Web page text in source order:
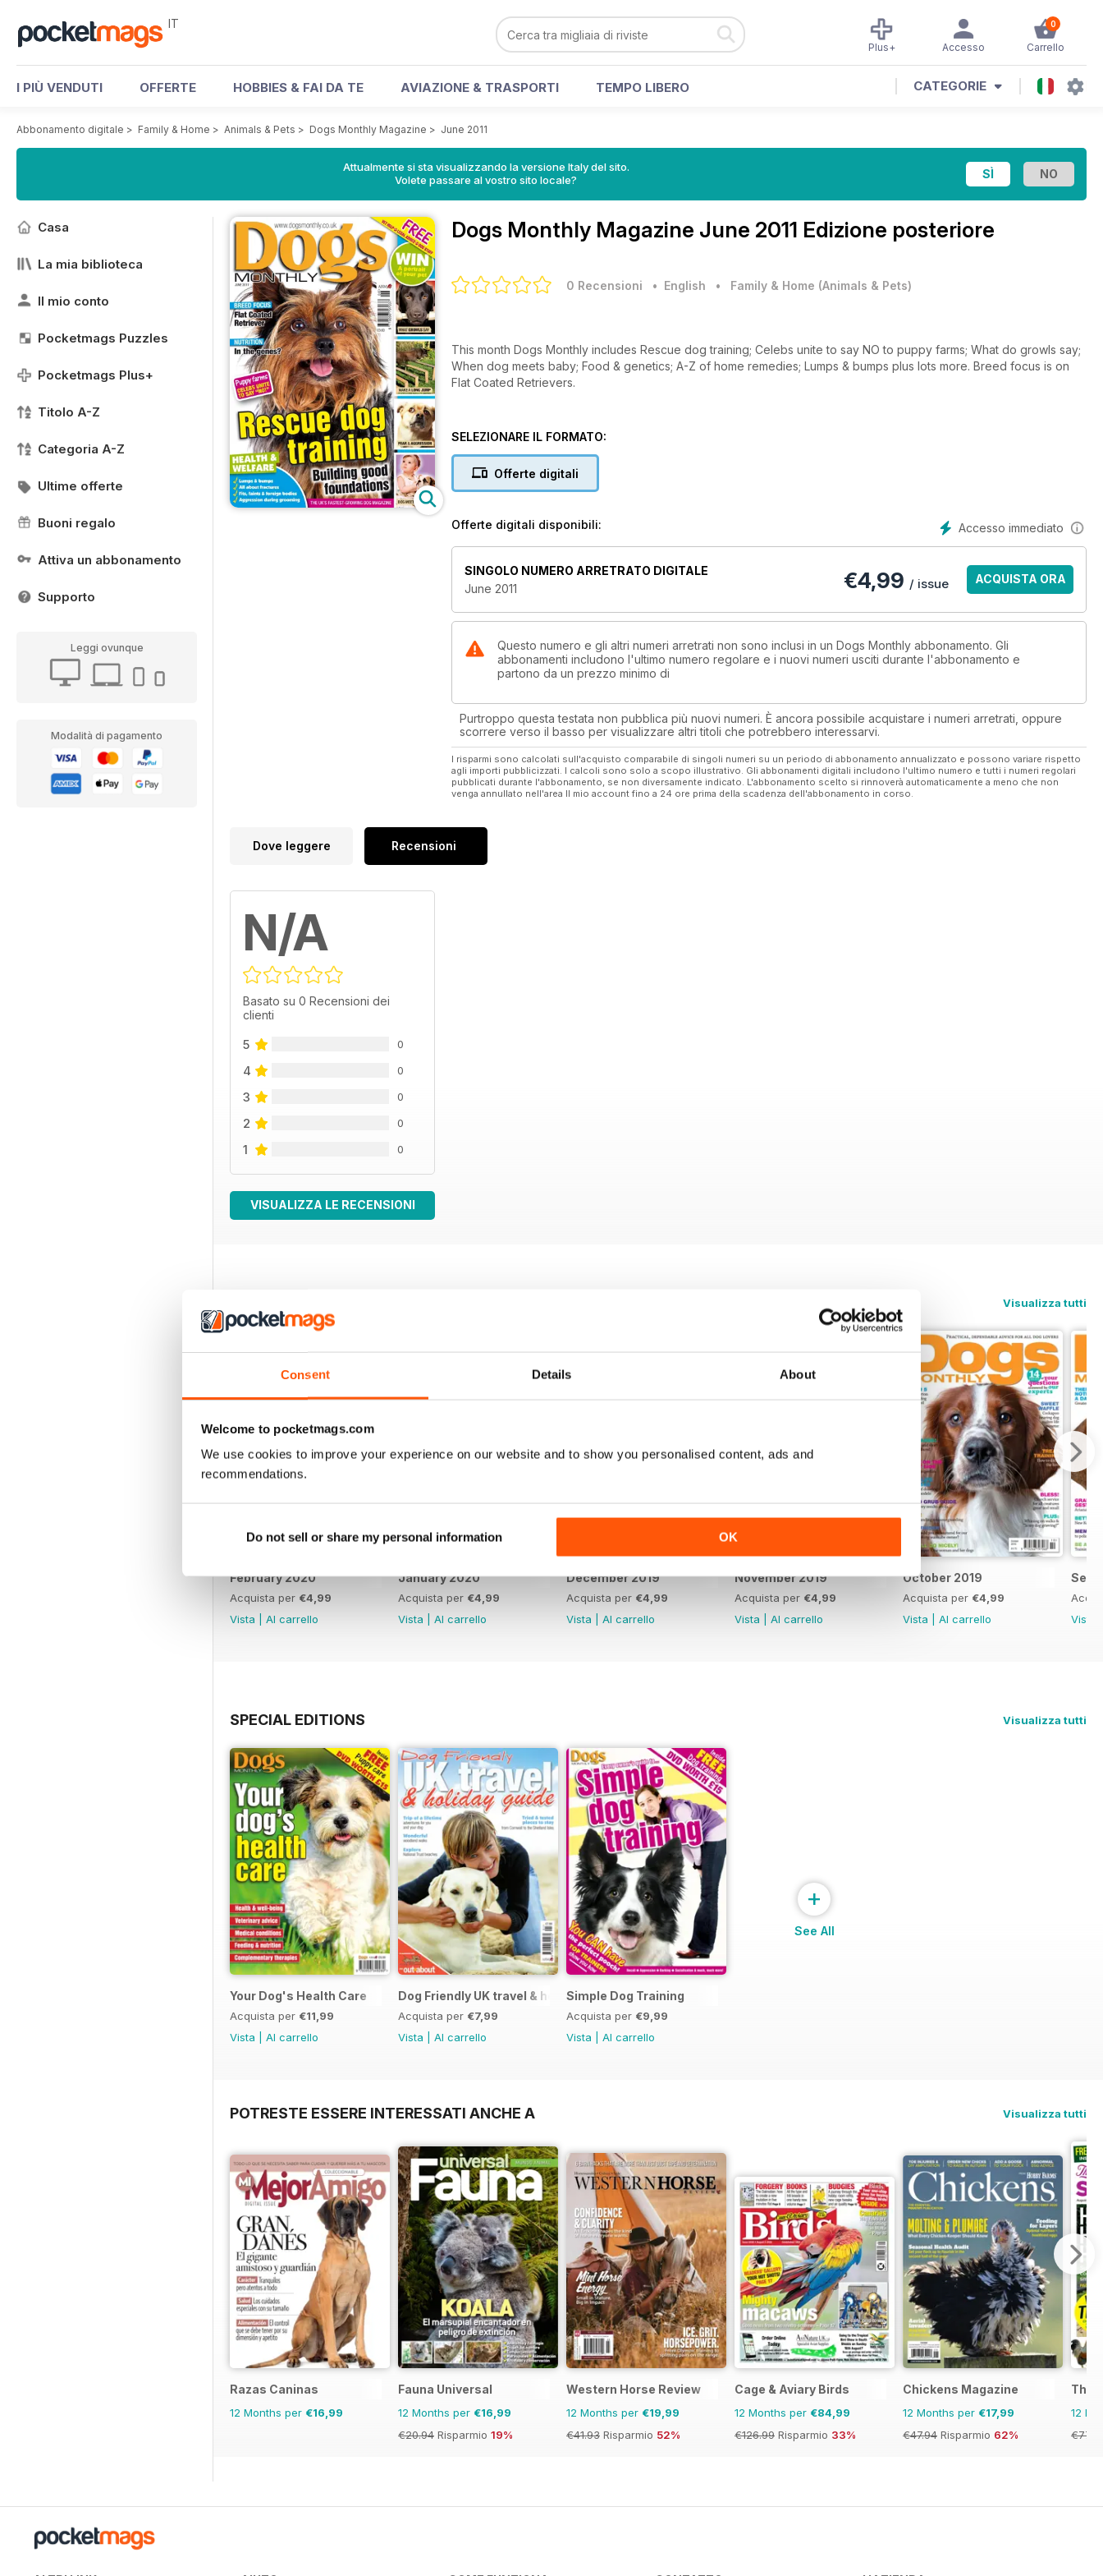
Consent Details About
Welcome to pocketmags.com
We use cookies to improve your experience on our website and to show you personalised content, ads and
recommendations.
Do not sell or share my personal information OK
IT 0
Carrello
Accesso
Plus+
I PIÙ VENDUTI OFFERTE HOBBIES & FAI DA TE AVIAZIONE & TRASPORTI TEMPO LIBERO CATEGORIE
Abbonamento digitale > Family & Home > Animals & Pets > Dogs Monthly Magazine > June 2011
Attualmente si sta visualizzando la versione Italy del sito.
Volete passare al vostro sito locale?
Casa
La mia biblioteca
Il mio conto
Pocketmags Puzzles
Pocketmags Plus+
Titolo A-Z
Categoria A-Z
Ultime offerte
Buoni regalo
Attiva un abbonamento
Supporto
Leggi ovunque
Modalità di pagamento
Dogs Monthly Magazine June 2011 Edizione posteriore
0 Recensioni • English • Family & Home (Animals & Pets)
This month Dogs Monthly includes Rescue dog training; Celebs unite to say NO to puppy farms; What do growls say;
When dog meets baby; Food & genetics; A-Z of home remedies; Lumps & bumps plus lots more. Breed focus is on
Flat Coated Retrievers.
SELEZIONARE IL FORMATO:
Offerte digitali
Accesso immediato
Offerte digitali disponibili:
SINGOLO NUMERO ARRETRATO DIGITALE
June 2011
€4,99 / issue ACQUISTA ORA
Questo numero e gli altri numeri arretrati non sono inclusi in un Dogs Monthly abbonamento. Gli
abbonamenti includono l'ultimo numero regolare e i nuovi numeri usciti durante l'abbonamento e
partono da un prezzo minimo di
Purtroppo questa testata non pubblica più nuovi numeri. È ancora possibile acquistare i numeri arretrati, oppure
scorrere verso il basso per visualizzare altri titoli che potrebbero interessarvi.
I risparmi sono calcolati sull'acquisto comparabile di singoli numeri su un periodo di abbonamento annualizzato e possono variare rispetto
agli importi pubblicizzati. I calcoli sono solo a scopo illustrativo. Gli abbonamenti digitali includono l'ultimo numero e tutti i numeri regolari
pubblicati durante l'abbonamento, se non diversamente indicato. L'abbonamento scelto si rinnoverà automaticamente a meno che non
venga annullato nell'area Il mio account fino a 24 ore prima della scadenza dell'abbonamento in corso.
Dove leggere Recensioni
N/A
Basato su 0 Recensioni dei
clienti
5 0
4 0
3 0
2 0
1 0
VISUALIZZA LE RECENSIONI
Visualizza tutti
February 2020
Acquista per €4,99
Vista
Al carrello
January 2020
Acquista per €4,99
Vista
Al carrello
December 2019
Acquista per €4,99
Vista
Al carrello
November 2019
Acquista per €4,99
Vista
Al carrello
October 2019
Acquista per €4,99
Vista
Al carrello
Vista
SPECIAL EDITIONS Visualizza tutti
Your Dog's Health Care
Acquista per €11,99
Vista
Al carrello
Dog Friendly UK travel & holiday
Acquista per €7,99
Vista
Al carrello
Simple Dog Training
Acquista per €9,99
Vista
Al carrello
+
See All
POTRESTE ESSERE INTERESSATI ANCHE A Visualizza tutti
Razas Caninas
12 Months per €16,99
Fauna Universal
12 Months per €16,99
€20.94 Risparmio 19%
Western Horse Review
12 Months per €19,99
€41.93 Risparmio 52%
Cage & Aviary Birds
12 Months per €84,99
€126.99 Risparmio 33%
Chickens Magazine
12 Months per €17,99
€47.94 Risparmio 62%
The
12